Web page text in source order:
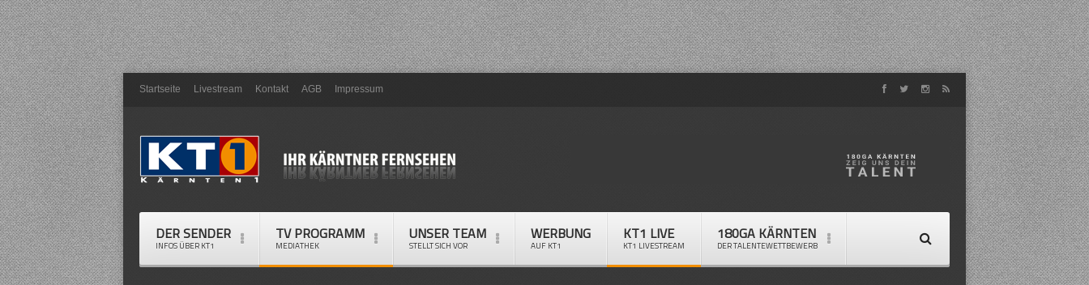
Startseite Livestream Kontakt AGB Impressum
DER SENDER
INFOS ÜBER KT1
TV PROGRAMM
MEDIATHEK
UNSER TEAM
STELLT SICH VOR
WERBUNG
AUF KT1
KT1 LIVE
KT1 LIVESTREAM
180GA KÄRNTEN
DER TALENTEWETTBEWERB